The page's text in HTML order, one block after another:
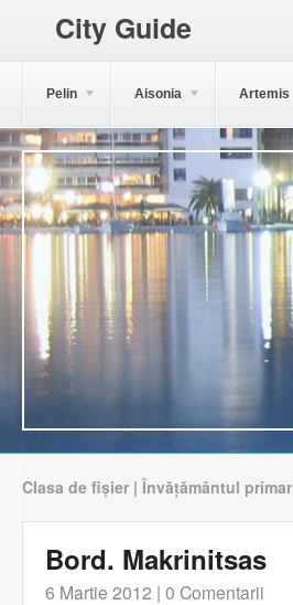
City Guide
Pelin Aisonia Artemis
Clasa de fișier | Învățământul primar
Bord. Makrinitsas
6 Martie 2012 | 0 Comentarii